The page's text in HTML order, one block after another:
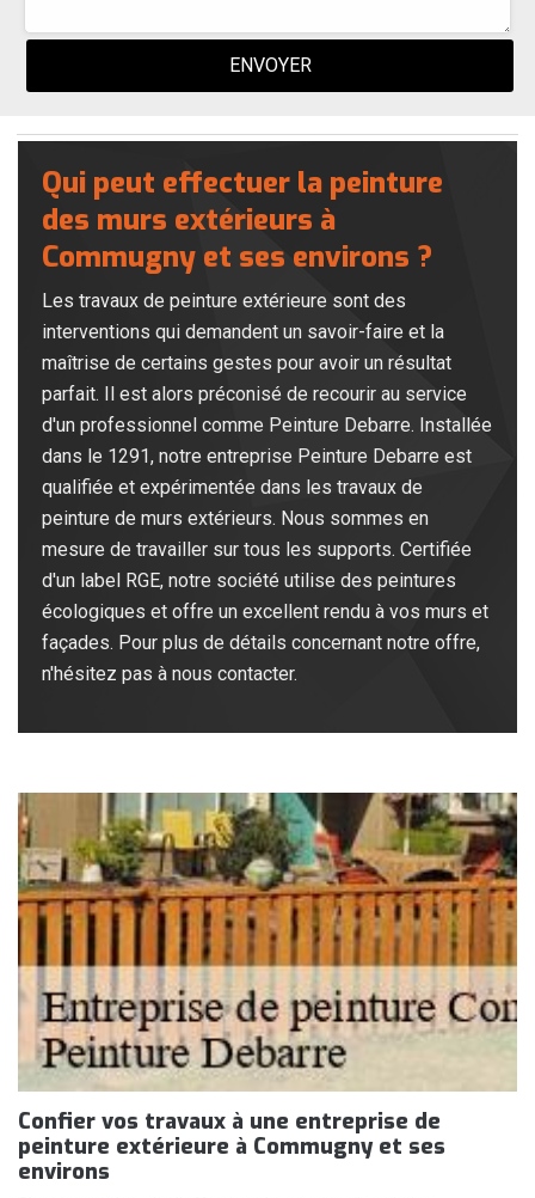
Qui peut effectuer la peinture
des murs extérieurs à
Commugny et ses environs ?
Les travaux de peinture extérieure sont des
interventions qui demandent un savoir-faire et la
maîtrise de certains gestes pour avoir un résultat
parfait. Il est alors préconisé de recourir au service
d'un professionnel comme Peinture Debarre. Installée
dans le 1291, notre entreprise Peinture Debarre est
qualifiée et expérimentée dans les travaux de
peinture de murs extérieurs. Nous sommes en
mesure de travailler sur tous les supports. Certifiée
d'un label RGE, notre société utilise des peintures
écologiques et offre un excellent rendu à vos murs et
façades. Pour plus de détails concernant notre offre,
n'hésitez pas à nous contacter.
Confier vos travaux à une entreprise de
peinture extérieure à Commugny et ses
environs